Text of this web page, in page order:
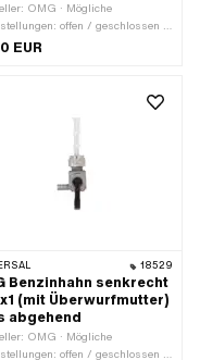
OMG · Mögliche
offen / geschlossen /
· Material Hebel: Kunststoff ·
MF12x1 (Feingewinde) ·
Überwurfmutter
EUR
18529
Benzinhahn senkrecht
(mit Überwurfmutter)
abgehend
OMG · Mögliche
offen / geschlossen /